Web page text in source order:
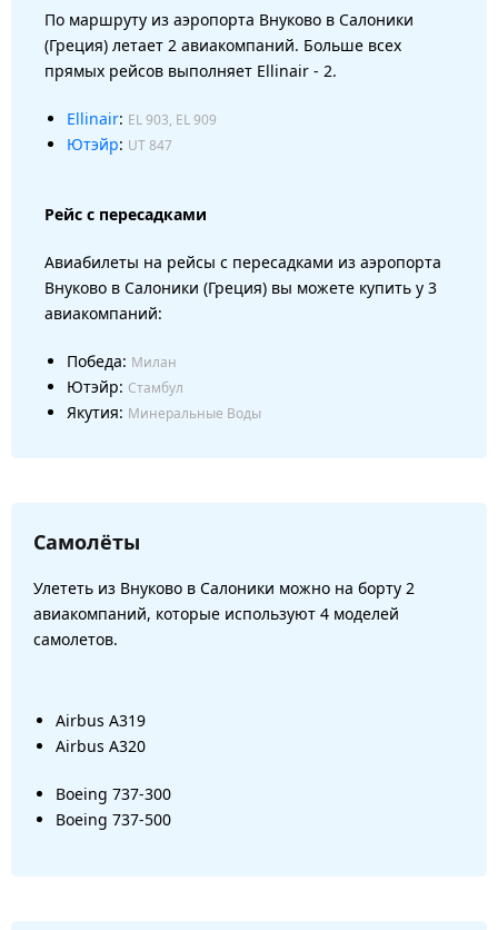
По маршруту из аэропорта Внуково в Салоники
(Греция) летает 2 авиакомпаний. Больше всех
прямых рейсов выполняет Ellinair - 2.
Ellinair: EL 903, EL 909
Ютэйр: UT 847
Рейс с пересадками
Авиабилеты на рейсы с пересадками из аэропорта
Внуково в Салоники (Греция) вы можете купить у 3
авиакомпаний:
Победа: Милан
Ютэйр: Стамбул
Якутия: Минеральные Воды
Самолёты
Улететь из Внуково в Салоники можно на борту 2
авиакомпаний, которые используют 4 моделей
самолетов.
Airbus A319
Airbus A320
Boeing 737-300
Boeing 737-500